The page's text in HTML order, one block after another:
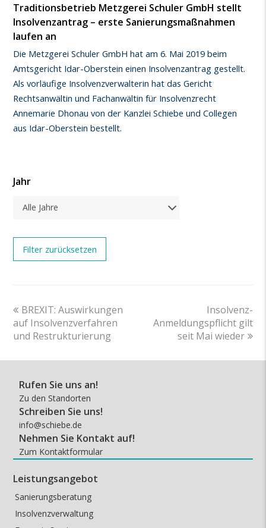
Traditionsbetrieb Metzgerei Schuler GmbH stellt
Insolvenzantrag – erste Sanierungsmaßnahmen
laufen an
Die Metzgerei Schuler GmbH hat am 6. Mai 2019 beim
Amtsgericht Idar-Oberstein einen Insolvenzantrag gestellt.
Als vorläufige Insolvenzverwalterin hat das Gericht
Rechtsanwältin und Fachanwältin für Insolvenzrecht
Annemarie Dhonau von der Kanzlei Schiebe und Collegen
aus Idar-Oberstein bestellt.
Jahr
Alle Jahre
previous
post:
BREXIT: Auswirkungen
auf Insolvenzverfahren
und Restrukturierung
next
post:
Insolvenz-
Anmeldungspflicht gilt
seit Mai wieder
Rufen Sie uns an!
Zu den Standorten
Schreiben Sie uns!
info@schiebe.de
Nehmen Sie Kontakt auf!
Zum Kontaktformular
Leistungsangebot
Sanierungsberatung
Insolvenzverwaltung